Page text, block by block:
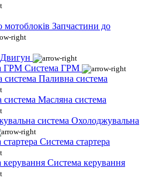
Запчастини до
Двигун
Система ГРМ
Паливна система
Масляна система
Охолоджувальна
Система стартера
Система керування